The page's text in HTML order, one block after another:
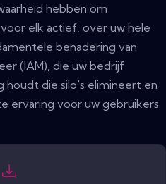
hebben om
elk actief, over uw hele
benadering van
(IAM), die uw bedrijf
houdt die silo's elimineert en
ervaring voor uw gebruikers